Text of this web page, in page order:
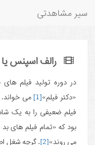
سیر مشاهدتی
رالف اسپنس
در دوره تولید فیلم
«دکتر فیلم»[1]
می خواند.
فیلم ضعیفی را به یک
بود که «تمام فیلم های
می روند»[2]